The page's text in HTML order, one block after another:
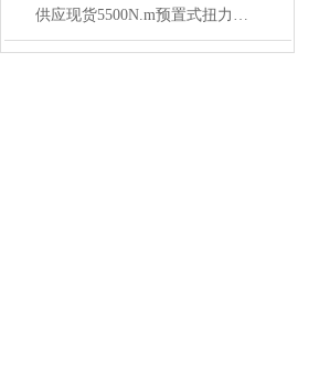
供应现货5500N.m预置式扭力扳手价格